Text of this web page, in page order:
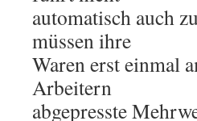
automatisch auch
müssen ihre
Waren erst einmal
Arbeitern
abgepresste